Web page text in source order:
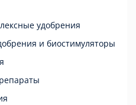
удобрения
и биостимуляторы